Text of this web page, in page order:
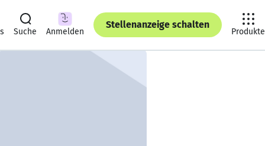
Suche Anmelden
Stellenanzeige schalten
Produkte